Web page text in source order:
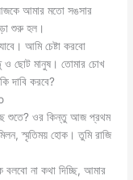
আমার মতো সঙসার
শুরু হল।
আমি চেষ্টা করবো
ও ছোট মানুষ। তোমার চোখ
দাবি করবে?
শুতে? ওর কিন্তু আজ প্রথম
স্মৃতিময় হোক। তুমি রাজি
না কথা দিচ্ছি, আমার